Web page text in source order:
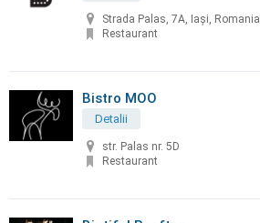
Strada Palas, 7A, Iași, Romania
Restaurant
Bistro MOO
Detalii
str. Palas nr. 5D
Restaurant